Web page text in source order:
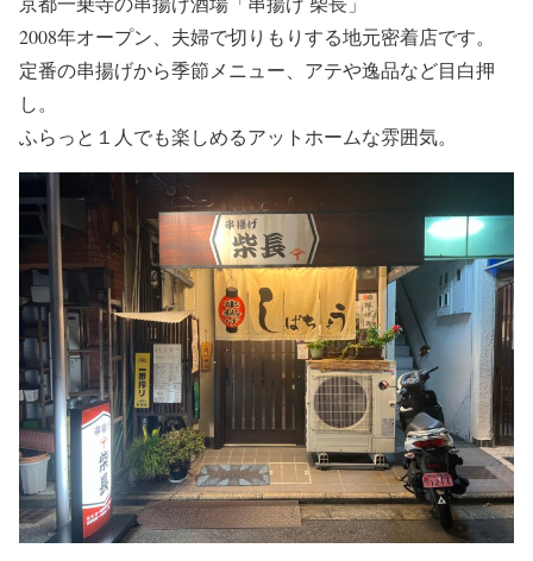
2008年オープン、夫婦で切りもりする地元密着店です。
定番の串揚げから季節メニュー、アテや逸品など目白押
し。
ふらっと１人でも楽しめるアットホームな雰囲気。